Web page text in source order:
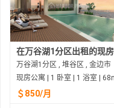
万谷湖1分区 , 堆谷区 , 金边市
现房公寓 | 1 卧室 | 1 浴室 |
＄850/月